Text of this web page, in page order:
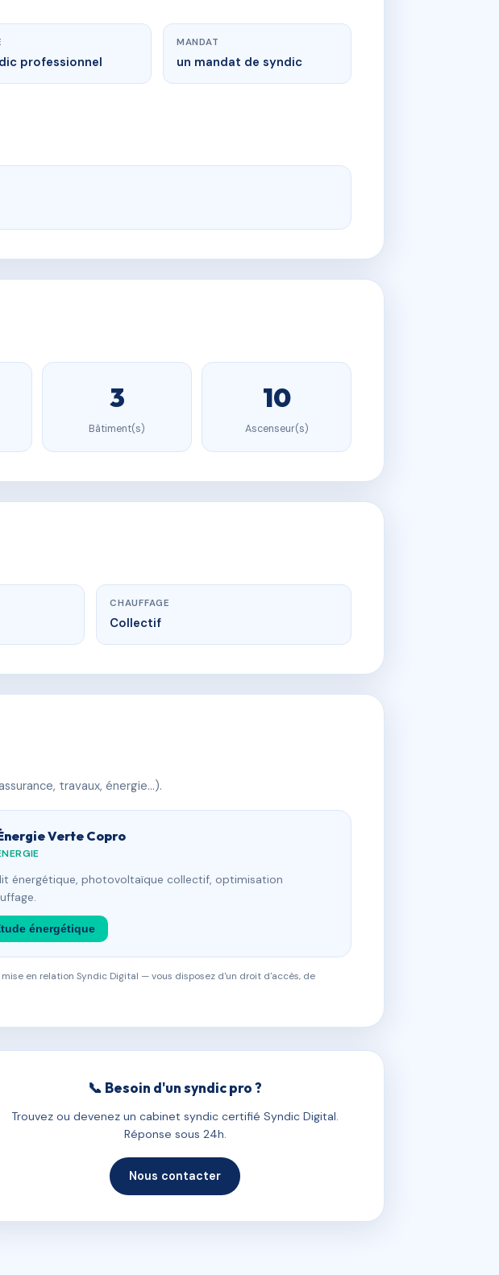
professionnel
MANDAT
un mandat de syndic
3
Bâtiment(s)
10
Ascenseur(s)
CHAUFFAGE
Collectif
travaux, énergie…).
Verte Copro
énergétique, photovoltaïque collectif, optimisation
énergétique
en relation Syndic Digital — vous disposez d'un droit d'accès, de
📞 Besoin d'un syndic pro ?
Trouvez ou devenez un cabinet syndic certifié Syndic Digital.
Réponse sous 24h.
Nous contacter